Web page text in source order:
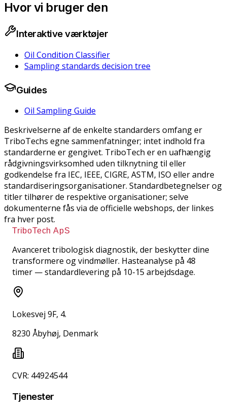
Hvor vi bruger den
Interaktive værktøjer
Oil Condition Classifier
Sampling standards decision tree
Guides
Oil Sampling Guide
Beskrivelserne af de enkelte standarders omfang er
TriboTechs egne sammenfatninger; intet indhold fra
standarderne er gengivet. TriboTech er en uafhængig
rådgivningsvirksomhed uden tilknytning til eller
godkendelse fra IEC, IEEE, CIGRE, ASTM, ISO eller andre
standardiseringsorganisationer. Standardbetegnelser og
titler tilhører de respektive organisationer; selve
dokumenterne fås via de officielle webshops, der linkes
fra hver post.
TriboTech ApS
Avanceret tribologisk diagnostik, der beskytter dine
transformere og vindmøller. Hasteanalyse på 48
timer — standardlevering på 10-15 arbejdsdage.
Lokesvej 9F, 4.
8230 Åbyhøj, Denmark
CVR: 44924544
Tjenester